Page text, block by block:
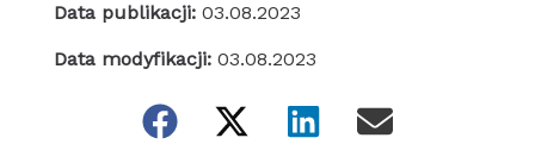
Data publikacji: 03.08.2023
Data modyfikacji: 03.08.2023